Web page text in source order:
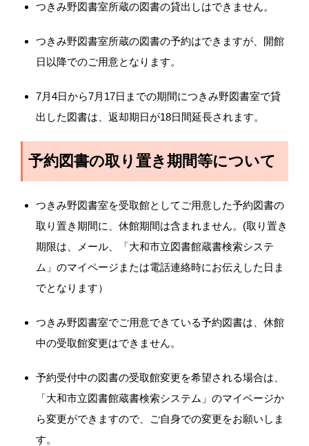
つきみ野図書室所蔵の図書の貸出しはできません。
つきみ野図書室所蔵の図書の予約はできますが、開館
日以降でのご用意となります。
7月4日から7月17日までの期間につきみ野図書室で貸
出した図書は、返却期日が18日間延長されます。
予約図書の取り置き期間等について
つきみ野図書室を受取館としてご用意した予約図書の
取り置き期間に、休館期間は含まれません。(取り置き
期限は、メール、「大和市立図書館蔵書検索システ
ム」のマイページまたは電話連絡時にお伝えした日ま
でとなります）
つきみ野図書室でご用意できている予約図書は、休館
中の受取館変更はできません。
予約受付中の図書の受取館変更を希望される場合は、
「大和市立図書館蔵書検索システム」のマイページか
ら変更ができますので、ご自身での変更をお願いしま
す。